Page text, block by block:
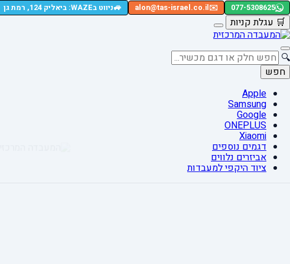
077-5308625
✉️
alon@tas-israel.co.il
🚙ניווט בWAZE: ביאליק 124, רמת גן
🛒 עגלת קניות
🔍
חפש
Apple
Samsung
Google
ONEPLUS
Xiaomi
דגמים נוספים
אביזרים נלווים
ציוד היקפי למעבדות